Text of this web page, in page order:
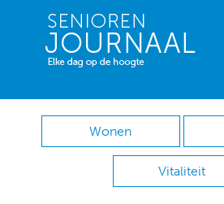
Wonen
Vitaliteit